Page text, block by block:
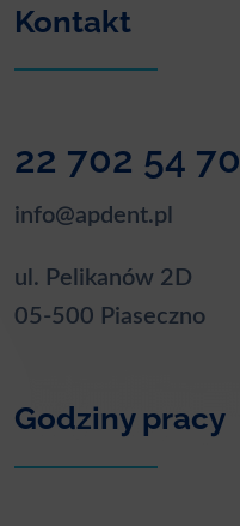
Kontakt
22 702 54 70
info@apdent.pl
ul. Pelikanów 2D
05-500 Piaseczno
Godziny pracy